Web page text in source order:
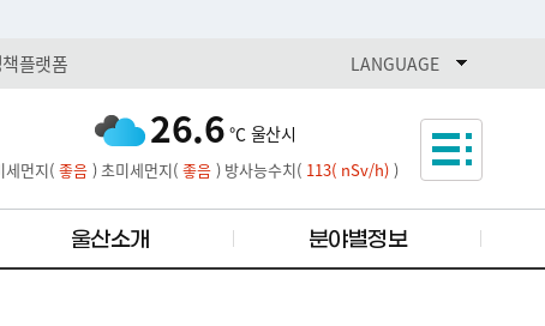
플랫폼 LANGUAGE열기
26.6 ℃ 울산시
세먼지( 좋음 )초미세먼지( 좋음 ) 방사능수치( 113( nSv/h) )
울산소개 분야별정보